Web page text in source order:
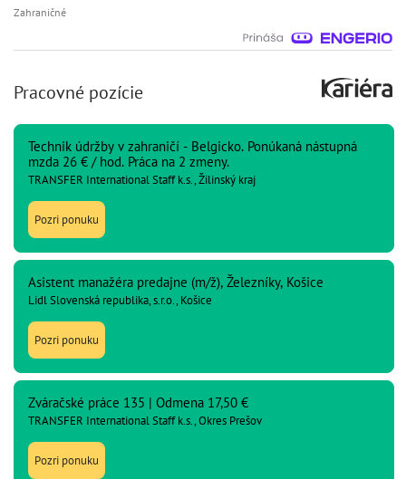
Zahraničné
Pracovné pozície
Technik údržby v zahraničí - Belgicko. Ponúkaná nástupná
mzda 26 € / hod. Práca na 2 zmeny.
TRANSFER International Staff k.s., Žilinský kraj
Pozri ponuku
Asistent manažéra predajne (m/ž), Železníky, Košice
Lidl Slovenská republika, s.r.o., Košice
Pozri ponuku
Zváračské práce 135 | Odmena 17,50 €
TRANSFER International Staff k.s., Okres Prešov
Pozri ponuku